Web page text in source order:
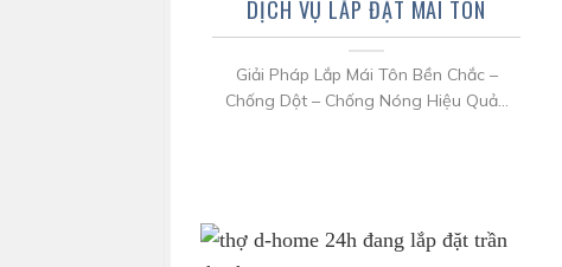
DỊCH VỤ LẮP ĐẶT MÁI TÔN
Giải Pháp Lắp Mái Tôn Bền Chắc –
Chống Dột – Chống Nóng Hiệu Quả...